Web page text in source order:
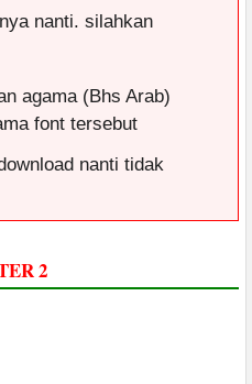
nanti. silahkan
agama (Bhs Arab)
font tersebut
nanti tidak
2